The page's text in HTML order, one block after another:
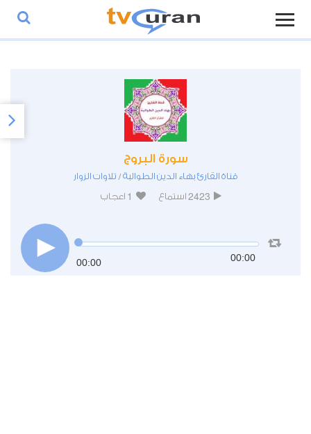
سورة البروج
قناة القارئ بهاء الدين الطوالبة/ تلاوات الزوار
2423 استماع 1 اعجاب
00:00 00:00